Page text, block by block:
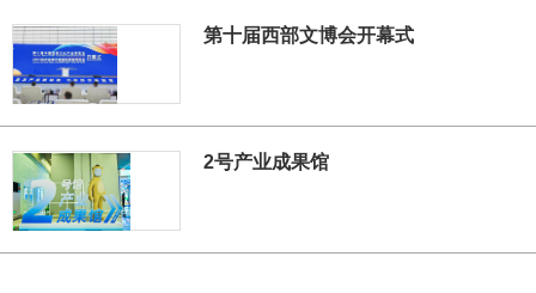
第十届西部文博会开幕式
2号产业成果馆